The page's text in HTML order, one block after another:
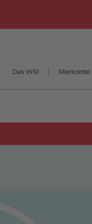
Das WSI Merkzettel